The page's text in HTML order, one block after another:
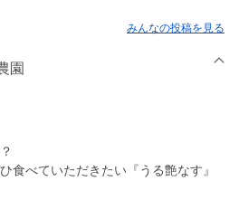
みんなの投稿を見る
園
食べていただきたい『うる艶なす』